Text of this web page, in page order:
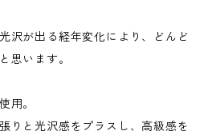
沢が出る経年変化により、どんど
思います。
用。
りと光沢感をプラスし、高級感を